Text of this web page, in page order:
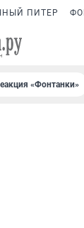
ПИТЕР
«Фонтанки»